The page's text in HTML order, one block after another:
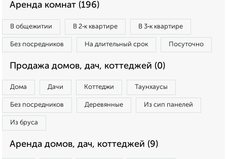
Аренда комнат (196)
В общежитии В 2‑к квартире В 3‑к квартире
Без посредников На длительный срок Посуточно
Продажа домов, дач, коттеджей (0)
Дома Дачи Коттеджи Таунхаусы
Без посредников Деревянные Из сип панелей
Из бруса
Аренда домов, дач, коттеджей (9)